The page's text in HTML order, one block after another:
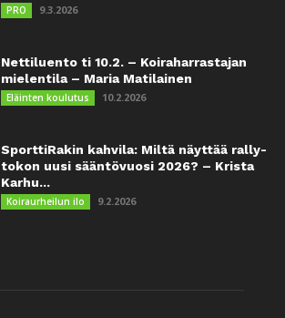
PRO 9.3.2026
Nettiluento ti 10.2. – Koiraharrastajan
mielentila – Maria Matilainen
Eläinten koulutus 10.2.2026
SporttiRakin kahvila: Miltä näyttää rally-
tokon uusi sääntövuosi 2026? – Krista
Karhu...
Koiraurheilun ilo 9.2.2026